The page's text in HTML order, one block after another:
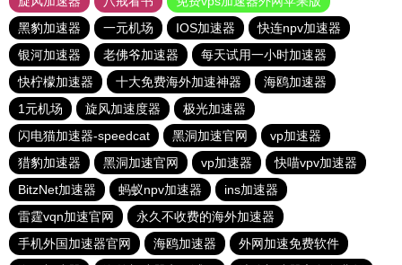
黑豹加速器
一元机场 IOS加速器
快连npv加速器
银河加速器
老佛爷加速器
每天试用一小时加速器
快柠檬加速器
十大免费海外加速神器
海鸥加速器
1元机场
旋风加速度器
极光加速器
闪电猫加速器-speedcat
黑洞加速官网
vp加速器
猎豹加速器
黑洞加速官网 vp加速器
快喵vpv加速器
BitzNet加速器
蚂蚁npv加速器
ins加速器
雷霆vqn加速官网
永久不收费的海外加速器
手机外国加速器官网
海鸥加速器
外网加速免费软件